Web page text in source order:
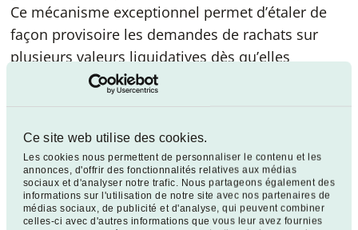
Ce site web utilise des cookies.
Les cookies nous permettent de personnaliser le contenu et les
annonces, d'offrir des fonctionnalités relatives aux médias
sociaux et d'analyser notre trafic. Nous partageons également des
informations sur l'utilisation de notre site avec nos partenaires de
médias sociaux, de publicité et d'analyse, qui peuvent combiner
celles-ci avec d'autres informations que vous leur avez fournies
Ce mécanisme exceptionnel permet d’étaler de
façon provisoire les demandes de rachats sur
plusieurs valeurs liquidatives dès qu’elles
excèdent un certain niveau défini dans la
documentation juridique du Fonds concerné.
Le déclenchement n’est opéré qu’en cas de
circonstances inhabituelles de liquidité et de
rachats anormalement importants au passif.
3. Modification de la présentation des frais :